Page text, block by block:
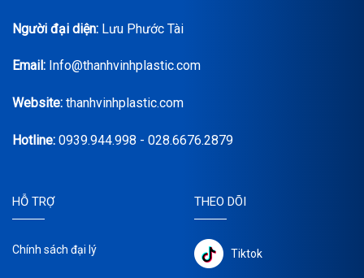
Người đại diện: Lưu Phước Tài
Email: Info@thanhvinhplastic.com
Website: thanhvinhplastic.com
Hotline: 0939.944.998 - 028.6676.2879
HỖ TRỢ
Chính sách đại lý
THEO DÕI
Tiktok